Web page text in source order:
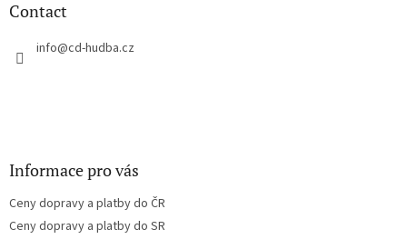
Contact
info@cd-hudba.cz
Informace pro vás
Ceny dopravy a platby do ČR
Ceny dopravy a platby do SR